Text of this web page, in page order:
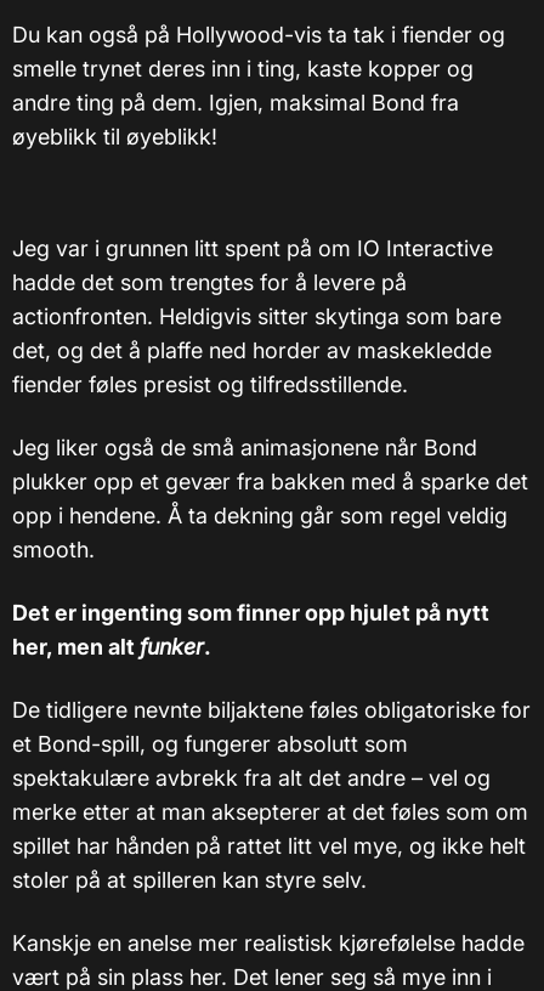
Du kan også på Hollywood-vis ta tak i fiender og
smelle trynet deres inn i ting, kaste kopper og
andre ting på dem. Igjen, maksimal Bond fra
øyeblikk til øyeblikk!
Jeg var i grunnen litt spent på om IO Interactive
hadde det som trengtes for å levere på
actionfronten. Heldigvis sitter skytinga som bare
det, og det å plaffe ned horder av maskekledde
fiender føles presist og tilfredsstillende.
Jeg liker også de små animasjonene når Bond
plukker opp et gevær fra bakken med å sparke det
opp i hendene. Å ta dekning går som regel veldig
smooth.
Det er ingenting som finner opp hjulet på nytt
her, men alt funker.
De tidligere nevnte biljaktene føles obligatoriske for
et Bond-spill, og fungerer absolutt som
spektakulære avbrekk fra alt det andre – vel og
merke etter at man aksepterer at det føles som om
spillet har hånden på rattet litt vel mye, og ikke helt
stoler på at spilleren kan styre selv.
Kanskje en anelse mer realistisk kjørefølelse hadde
vært på sin plass her. Det lener seg så mye inn i